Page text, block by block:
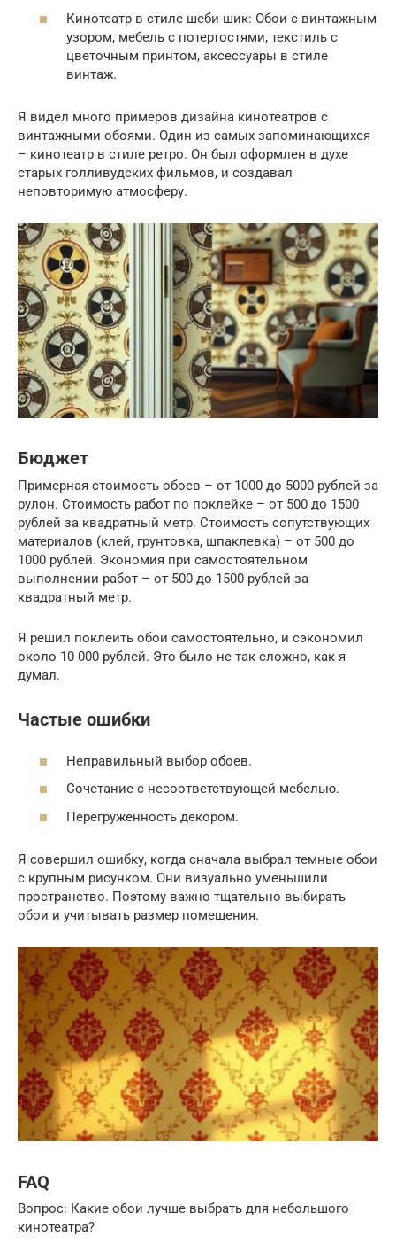
Кинотеатр в стиле шеби-шик: Обои с винтажным
узором, мебель с потертостями, текстиль с
цветочным принтом, аксессуары в стиле
винтаж.
Я видел много примеров дизайна кинотеатров с
винтажными обоями. Один из самых запоминающихся
– кинотеатр в стиле ретро. Он был оформлен в духе
старых голливудских фильмов, и создавал
неповторимую атмосферу.
Бюджет
Примерная стоимость обоев – от 1000 до 5000 рублей за
рулон. Стоимость работ по поклейке – от 500 до 1500
рублей за квадратный метр. Стоимость сопутствующих
материалов (клей, грунтовка, шпаклевка) – от 500 до
1000 рублей. Экономия при самостоятельном
выполнении работ – от 500 до 1500 рублей за
квадратный метр.
Я решил поклеить обои самостоятельно, и сэкономил
около 10 000 рублей. Это было не так сложно, как я
думал.
Частые ошибки
Неправильный выбор обоев.
Сочетание с несоответствующей мебелью.
Перегруженность декором.
Я совершил ошибку, когда сначала выбрал темные обои
с крупным рисунком. Они визуально уменьшили
пространство. Поэтому важно тщательно выбирать
обои и учитывать размер помещения.
FAQ
Вопрос: Какие обои лучше выбрать для небольшого
кинотеатра?